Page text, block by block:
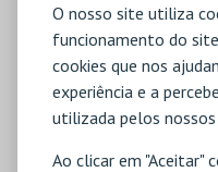
O nosso site utiliza
funcionamento do
cookies que nos
experiência e a
utilizada pelos
Ao clicar em "Aceitar"